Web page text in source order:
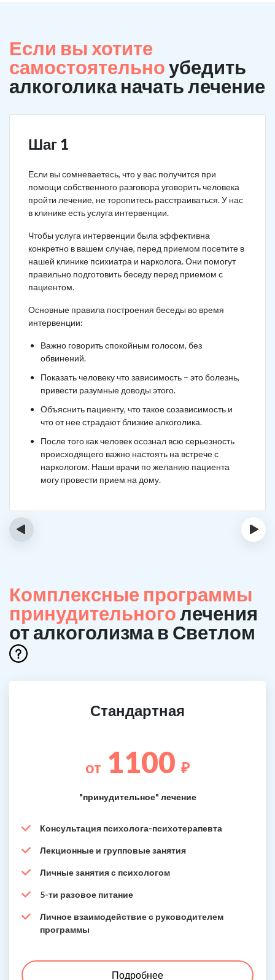
Если вы хотите
самостоятельноубедить
алкоголика начать лечение
Шаг 1
Если вы сомневаетесь, что у вас получится при
помощи собственного разговора уговорить человека
пройти лечение, не торопитесь расстраиваться. У нас
в клинике есть услуга интервенции.
Чтобы услуга интервенции была эффективна
конкретно в вашем случае, перед приемом посетите в
нашей клинике психиатра и нарколога. Они помогут
правильно подготовить беседу перед приемом с
пациентом.
Основные правила построения беседы во время
интервенции:
Важно говорить спокойным голосом, без
обвинений.
Показать человеку что зависимость – это болезнь,
привести разумные доводы этого.
Объяснить пациенту, что такое созависимость и
что от нее страдают близкие алкоголика.
После того как человек осознал всю серьезность
происходящего важно настоять на встрече с
наркологом. Наши врачи по желанию пациента
могу провести прием на дому.
‹ ›
Комплексные программы
принудительноголечения
от алкоголизма в Светлом
Стандартная
от 1100 ₽
"принудительное" лечение
Консультация психолога-психотерапевта
Лекционные и групповые занятия
Личные занятия с психологом
5-ти разовое питание
Личное взаимодействие с руководителем
программы
Подробнее